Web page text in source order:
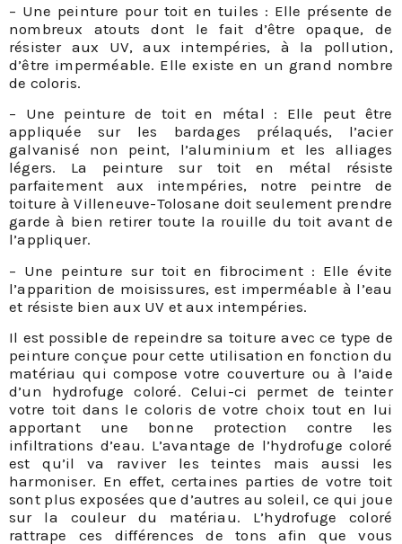
– Une peinture pour toit en tuiles : Elle présente de
nombreux atouts dont le fait d’être opaque, de
résister aux UV, aux intempéries, à la pollution,
d’être imperméable. Elle existe en un grand nombre
de coloris.
– Une peinture de toit en métal : Elle peut être
appliquée sur les bardages prélaqués, l’acier
galvanisé non peint, l’aluminium et les alliages
légers. La peinture sur toit en métal résiste
parfaitement aux intempéries, notre peintre de
toiture à Villeneuve-Tolosane doit seulement prendre
garde à bien retirer toute la rouille du toit avant de
l’appliquer.
– Une peinture sur toit en fibrociment : Elle évite
l’apparition de moisissures, est imperméable à l’eau
et résiste bien aux UV et aux intempéries.
Il est possible de repeindre sa toiture avec ce type de
peinture conçue pour cette utilisation en fonction du
matériau qui compose votre couverture ou à l’aide
d’un hydrofuge coloré. Celui-ci permet de teinter
votre toit dans le coloris de votre choix tout en lui
apportant une bonne protection contre les
infiltrations d’eau. L’avantage de l’hydrofuge coloré
est qu’il va raviver les teintes mais aussi les
harmoniser. En effet, certaines parties de votre toit
sont plus exposées que d’autres au soleil, ce qui joue
sur la couleur du matériau. L’hydrofuge coloré
rattrape ces différences de tons afin que vous